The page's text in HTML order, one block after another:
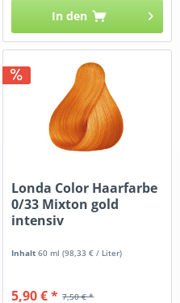
In den
Londa Color Haarfarbe
0/33 Mixton gold
intensiv
Inhalt60 ml(98,33 € / Liter)
7,50 € *
5,90 € *